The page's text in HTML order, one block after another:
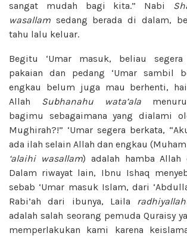
sangat mudah bagi kita.” Nabi
wasallam sedang berada di dalam,
tahu lalu keluar.
Begitu ‘Umar masuk, beliau segera
pakaian dan pedang ‘Umar sambil
engkau belum juga mau berhenti, hai
Allah Subhanahu wata’ala
bagimu sebagaimana yang dialami
Mughirah?!” ‘Umar segera berkata,
ada ilah selain Allah dan engkau
‘alaihi wasallam) adalah hamba Allah
Dalam riwayat lain, Ibnu Ishaq
sebab ‘Umar masuk Islam, dari
Rabi’ah dari ibunya, Laila
adalah salah seorang pemuda Quraisy
memperlakukan kami karena